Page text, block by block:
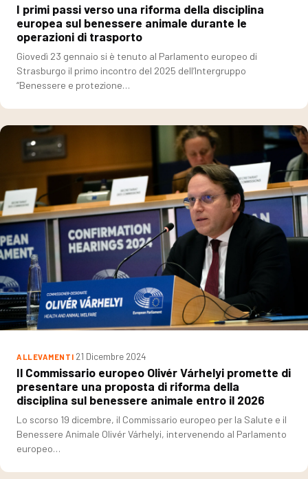
I primi passi verso una riforma della disciplina
europea sul benessere animale durante le
operazioni di trasporto
Giovedì 23 gennaio si è tenuto al Parlamento europeo di
Strasburgo il primo incontro del 2025 dell’Intergruppo
“Benessere e protezione…
ALLEVAMENTI 21 Dicembre 2024
Il Commissario europeo Olivér Várhelyi promette di
presentare una proposta di riforma della
disciplina sul benessere animale entro il 2026
Lo scorso 19 dicembre, il Commissario europeo per la Salute e il
Benessere Animale Olivér Várhelyi, intervenendo al Parlamento
europeo…